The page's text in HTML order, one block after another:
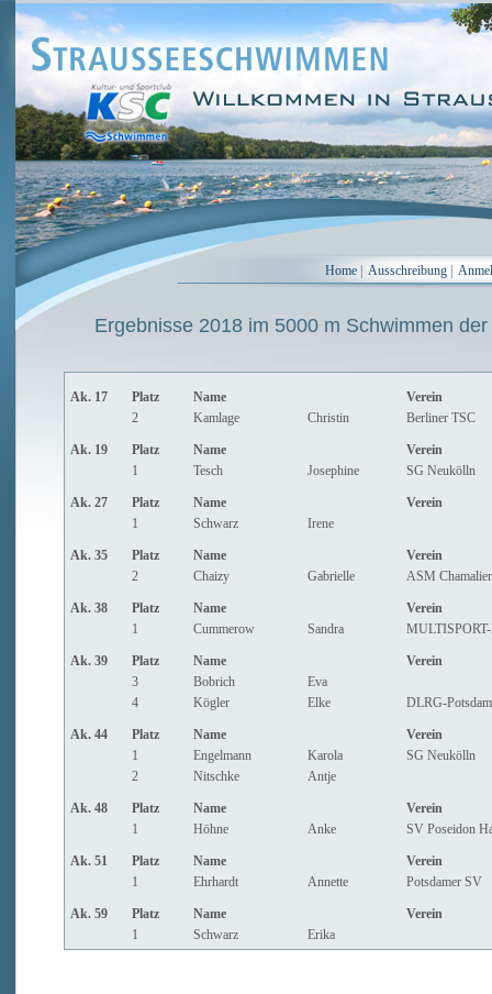
Home Ausschreibung
Ergebnisse 2018 im 5000 m Schwimmen der
Ak. 17 Platz Name
Verein
2
Kamlage Christin Berliner TSC
Ak. 19 Platz Name
Verein
1
Tesch Josephine SG Neukölln
Ak. 27 Platz Name
Verein
1
Schwarz Irene
Ak. 35 Platz Name
Verein
2
Chaizy Gabrielle ASM
Ak. 38 Platz Name
Verein
1
Cummerow Sandra
Ak. 39 Platz Name
Verein
3
Bobrich
Eva
4
Kögler Elke DLRG-Potsdam
Ak. 44 Platz Name
Verein
1
Engelmann Karola
SG Neukölln
2
Nitschke Antje
Ak. 48 Platz Name
Verein
1
Höhne Anke SV Poseidon
Ak. 51 Platz Name
Verein
1
Ehrhardt Annette Potsdamer SV
Ak. 59 Platz Name
Verein
1
Schwarz Erika